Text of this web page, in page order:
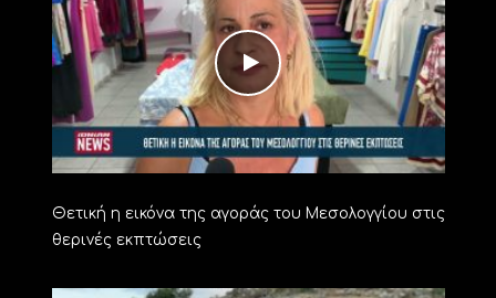
Θετική η εικόνα της αγοράς του Μεσολογγίου στις
θερινές εκπτώσεις